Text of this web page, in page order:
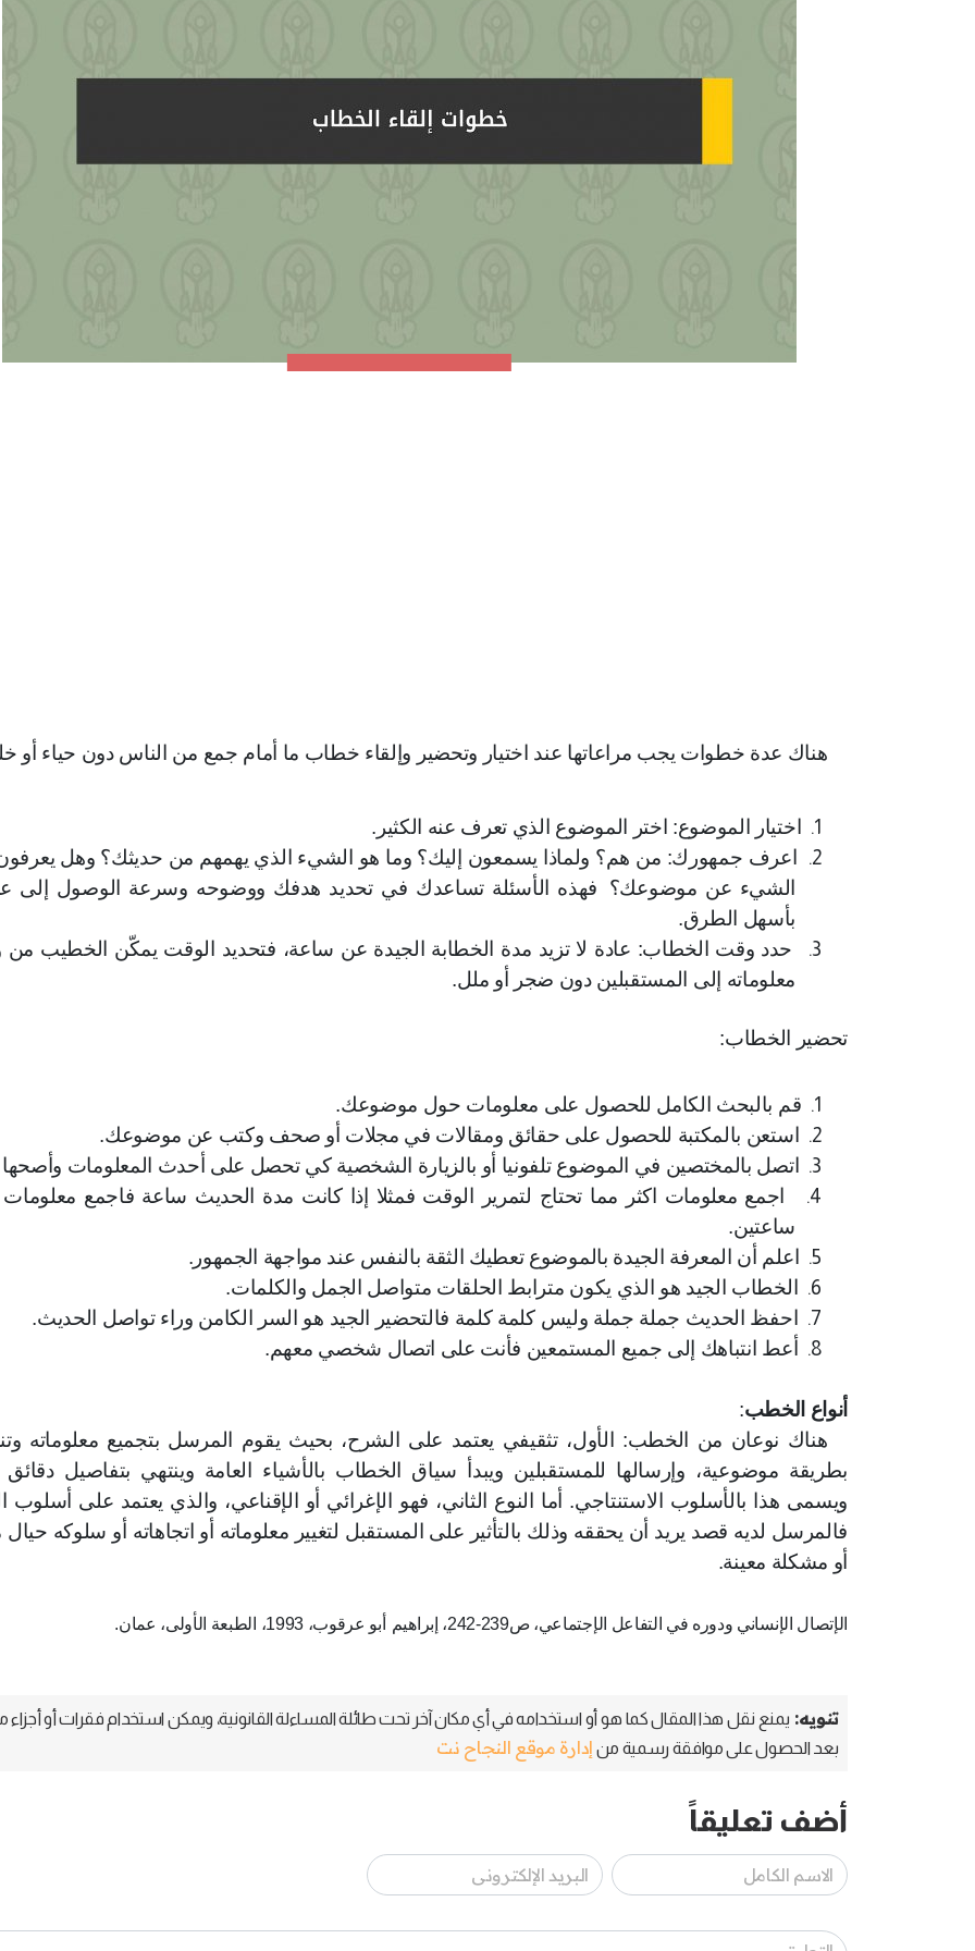
هناك عدة خطوات يجب مراعاتها عند اختيار وتحضير وإلقاء خطاب ما أمام جمع من الناس دون حياء أو
1.
اختيار الموضوع: اختر الموضوع الذي تعرف عنه الكثير.
2.
اعرف جمهورك: من هم؟ ولماذا يسمعون إليك؟ وما هو الشيء الذي يهمهم من حديثك؟ وهل
الشيء عن موضوعك؟
فهذه الأسئلة تساعدك في تحديد هدفك ووضوحه وسرعة الوصول إلى
بأسهل الطرق.
3.
حدد وقت الخطاب: عادة لا تزيد مدة الخطابة الجيدة عن ساعة، فتحديد الوقت يمكّن الخطيب
معلوماته إلى المستقبلين دون ضجر أو ملل.
تحضير الخطاب:
1.
قم بالبحث الكامل للحصول على معلومات حول موضوعك.
2.
استعن بالمكتبة للحصول على حقائق ومقالات في مجلات أو صحف وكتب عن موضوعك.
3.
اتصل بالمختصين في الموضوع تلفونيا أو بالزيارة الشخصية كي تحصل على أحدث المعلومات وأصحها
4.
اجمع معلومات اكثر مما تحتاج لتمرير الوقت فمثلا إذا كانت مدة الحديث ساعة فاجمع معلومات
ساعتين.
5.
اعلم أن المعرفة الجيدة بالموضوع تعطيك الثقة بالنفس عند مواجهة الجمهور.
6.
الخطاب الجيد هو الذي يكون مترابط الحلقات متواصل الجمل والكلمات.
7.
احفظ الحديث جملة جملة وليس كلمة كلمة فالتحضير الجيد هو السر الكامن وراء تواصل الحديث.
8.
أعط انتباهك إلى جميع المستمعين فأنت على اتصال شخصي معهم.
أنواع الخطب:
هناك نوعان من الخطب: الأول، تثقيفي يعتمد على الشرح، بحيث يقوم المرسل بتجميع معلوماته
بطريقة موضوعية، وإرسالها للمستقبلين ويبدأ سياق الخطاب بالأشياء العامة وينتهي بتفاصيل دقائق
ويسمى هذا بالأسلوب الاستنتاجي. أما النوع الثاني، فهو الإغرائي أو الإقناعي، والذي يعتمد على أسلوب
فالمرسل لديه قصد يريد أن يحققه وذلك بالتأثير على المستقبل لتغيير معلوماته أو اتجاهاته أو سلوكه
أو مشكلة معينة.
الإتصال الإنساني ودوره في التفاعل الإجتماعي، ص239-242، إبراهيم أبو عرقوب، 1993، الطبعة الأولى، عمان.
تنويه: يمنع نقل هذا المقال كما هو أو استخدامه في أي مكان آخر تحت طائلة المساءلة القانونية، ويمكن استخدام فقرات أو أجزاء
بعد الحصول على موافقة رسمية من إدارة موقع النجاح نت
أضف تعليقاً